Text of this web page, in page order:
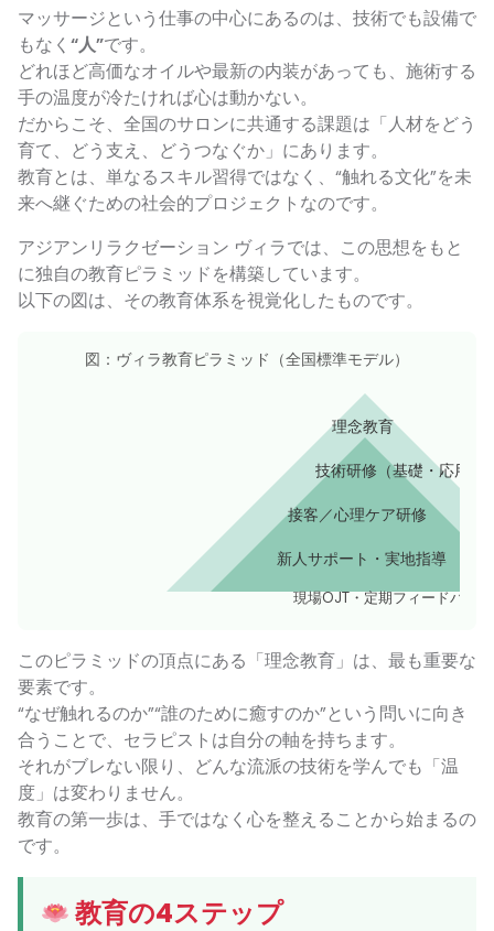
マッサージという仕事の中心にあるのは、技術でも設備で
もなく “人”です。
どれほど高価なオイルや最新の内装があっても、施術する
手の温度が冷たければ心は動かない。
だからこそ、全国のサロンに共通する課題は「人材をどう
育て、どう支え、どうつなぐか」にあります。
教育とは、単なるスキル習得ではなく、“触れる文化”を未
来へ継ぐための社会的プロジェクトなのです。
アジアンリラクゼーション ヴィラでは、この思想をもと
に独自の教育ピラミッドを構築しています。
以下の図は、その教育体系を視覚化したものです。
図：ヴィラ教育ピラミッド（全国標準モデル）
理念教育
技術研修（基礎・応用）
接客／心理ケア研修
新人サポート・実地指導
現場OJT・定期フィードバック
このピラミッドの頂点にある「理念教育」は、最も重要な
要素です。
“なぜ触れるのか”“誰のために癒すのか”という問いに向き
合うことで、セラピストは自分の軸を持ちます。
それがブレない限り、どんな流派の技術を学んでも「温
度」は変わりません。
教育の第一歩は、手ではなく心を整えることから始まるの
です。
教育の4ステップ